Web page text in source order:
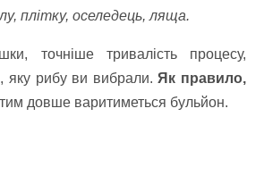
плітку, оселедець, ляща.
точніше тривалість процесу,
яку рибу ви вибрали. Як правило,
довше варитиметься бульйон.